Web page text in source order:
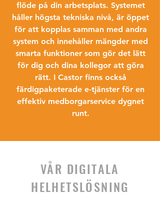
flöde på din arbetsplats. Systemet
håller högsta tekniska nivå, är öppet
för att kopplas samman med andra
system och innehåller mängder med
smarta funktioner som gör det lätt
för dig och dina kollegor att göra
rätt. I Castor finns också
färdigpaketerade e-tjänster för en
effektiv medborgarservice dygnet
runt.
VÅR DIGITALA
HELHETSLÖSNING